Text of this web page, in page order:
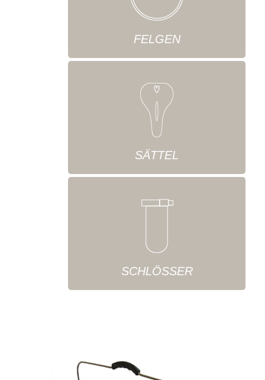
FELGEN
SÄTTEL
SCHLÖSSER